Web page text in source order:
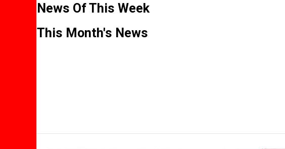
News Of This Week
This Month's News